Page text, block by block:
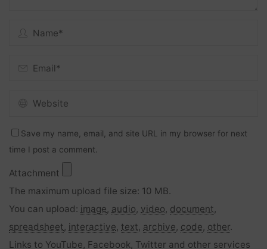
Save my name, email, and site URL in my browser for next
time I post a comment.
Attachment
The maximum upload file size: 10 MB.
You can upload: image, audio, video, document,
spreadsheet, interactive, text, archive, code, other.
Links to YouTube, Facebook, Twitter and other services